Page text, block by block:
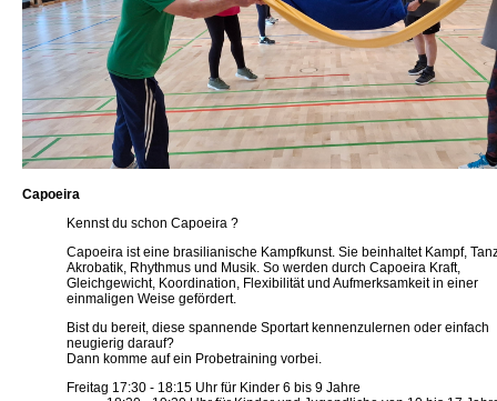
Capoeira
Kennst du schon Capoeira ?
Capoeira ist eine brasilianische Kampfkunst. Sie beinhaltet Kampf,
Akrobatik, Rhythmus und Musik. So werden durch Capoeira Kraft,
Gleichgewicht, Koordination, Flexibilität und Aufmerksamkeit in einer
einmaligen Weise gefördert.
Bist du bereit, diese spannende Sportart kennenzulernen oder einfach
neugierig darauf?
Dann komme auf ein Probetraining vorbei.
Freitag 17:30 - 18:15 Uhr für Kinder 6 bis 9 Jahre